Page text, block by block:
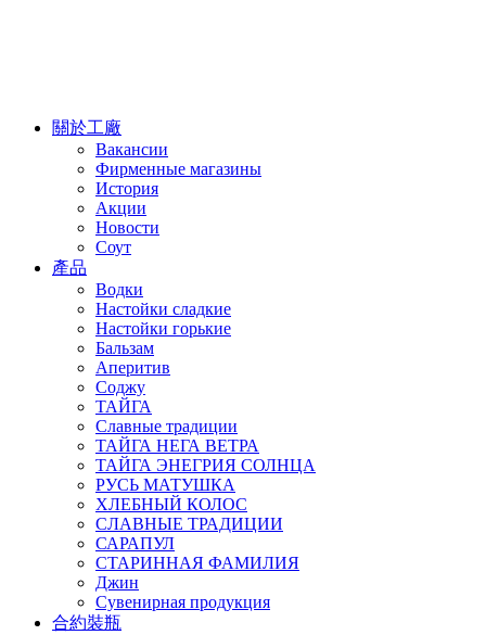
關於工廠
Вакансии
Фирменные магазины
История
Акции
Новости
Соут
產品
Водки
Настойки сладкие
Настойки горькие
Бальзам
Аперитив
Соджу
ТАЙГА
Славные традиции
ТАЙГА НЕГА ВЕТРА
ТАЙГА ЭНЕГРИЯ СОЛНЦА
РУСЬ МАТУШКА
ХЛЕБНЫЙ КОЛОС
СЛАВНЫЕ ТРАДИЦИИ
САРАПУЛ
СТАРИННАЯ ФАМИЛИЯ
Джин
Сувенирная продукция
合約裝瓶